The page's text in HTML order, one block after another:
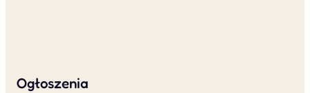
Ogłoszenia